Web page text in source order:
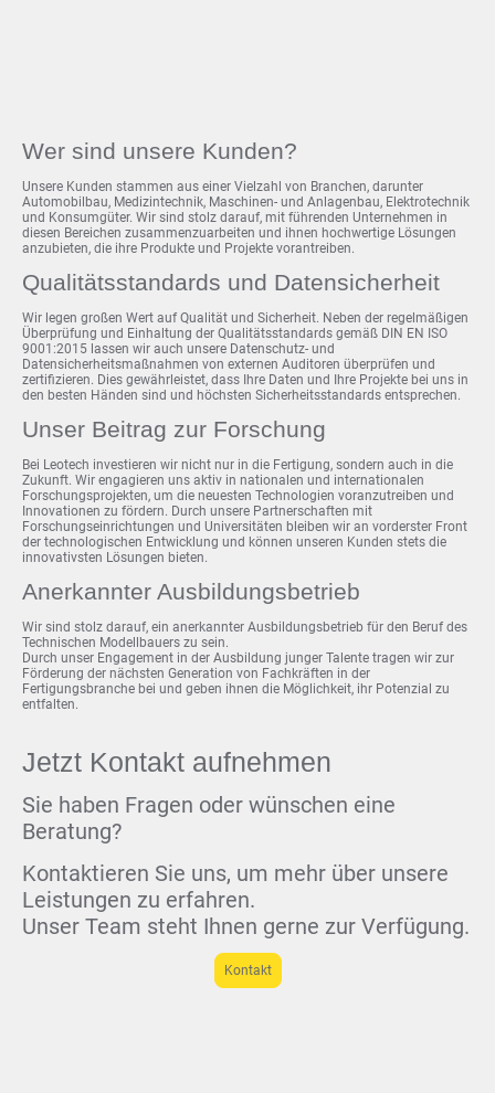
Wer sind unsere Kunden?
Unsere Kunden stammen aus einer Vielzahl von Branchen, darunter
Automobilbau, Medizintechnik, Maschinen- und Anlagenbau, Elektrotechnik
und Konsumgüter. Wir sind stolz darauf, mit führenden Unternehmen in
diesen Bereichen zusammenzuarbeiten und ihnen hochwertige Lösungen
anzubieten, die ihre Produkte und Projekte vorantreiben.
Qualitätsstandards und Datensicherheit
Wir legen großen Wert auf Qualität und Sicherheit. Neben der regelmäßigen
Überprüfung und Einhaltung der Qualitätsstandards gemäß DIN EN ISO
9001:2015 lassen wir auch unsere Datenschutz- und
Datensicherheitsmaßnahmen von externen Auditoren überprüfen und
zertifizieren. Dies gewährleistet, dass Ihre Daten und Ihre Projekte bei uns in
den besten Händen sind und höchsten Sicherheitsstandards entsprechen.
Unser Beitrag zur Forschung
Bei Leotech investieren wir nicht nur in die Fertigung, sondern auch in die
Zukunft. Wir engagieren uns aktiv in nationalen und internationalen
Forschungsprojekten, um die neuesten Technologien voranzutreiben und
Innovationen zu fördern. Durch unsere Partnerschaften mit
Forschungseinrichtungen und Universitäten bleiben wir an vorderster Front
der technologischen Entwicklung und können unseren Kunden stets die
innovativsten Lösungen bieten.
Anerkannter Ausbildungsbetrieb
Wir sind stolz darauf, ein anerkannter Ausbildungsbetrieb für den Beruf des
Technischen Modellbauers zu sein.
Durch unser Engagement in der Ausbildung junger Talente tragen wir zur
Förderung der nächsten Generation von Fachkräften in der
Fertigungsbranche bei und geben ihnen die Möglichkeit, ihr Potenzial zu
entfalten.
Jetzt Kontakt aufnehmen
Sie haben Fragen oder wünschen eine
Beratung?
Kontaktieren Sie uns, um mehr über unsere
Leistungen zu erfahren.
Unser Team steht Ihnen gerne zur Verfügung.
Kontakt